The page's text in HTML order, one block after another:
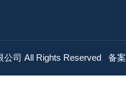
公司 All Rights Reserved 备